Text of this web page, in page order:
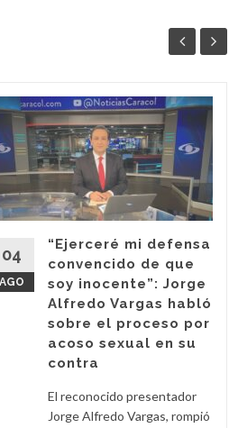
04
AGO
“Ejerceré mi defensa
convencido de que
soy inocente”: Jorge
Alfredo Vargas habló
sobre el proceso por
acoso sexual en su
contra
El reconocido presentador
Jorge Alfredo Vargas, rompió